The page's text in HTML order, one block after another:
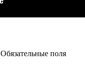
Обязательные поля